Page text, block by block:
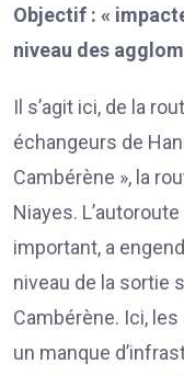
Objectif : «
niveau des
Il s’agit ici, de la
échangeurs de
Cambérène », la
Niayes.
important, a
niveau de la sortie
Cambérène. Ici,
un manque